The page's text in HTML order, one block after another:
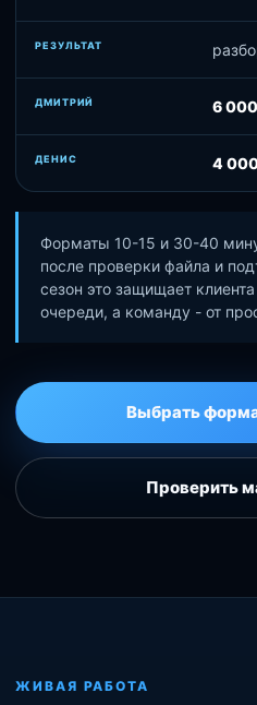
6
4
Форматы 10-15 и 30-40
после проверки файла и
сезон это защищает
очереди, а команду - от
Выбрать
Проверить
ЖИВАЯ РАБОТА